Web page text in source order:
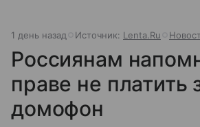
1 день назад Источник: Lenta.Ru
Россиянам
праве не платить
домофон